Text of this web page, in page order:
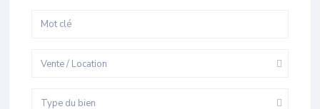
Vente / Location
Type du bien